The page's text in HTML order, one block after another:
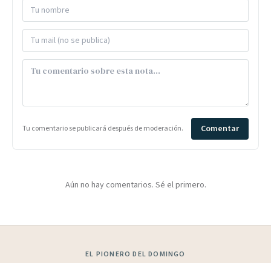
Tu comentario se publicará después de moderación. Comentar
Aún no hay comentarios. Sé el primero.
EL PIONERO DEL DOMINGO